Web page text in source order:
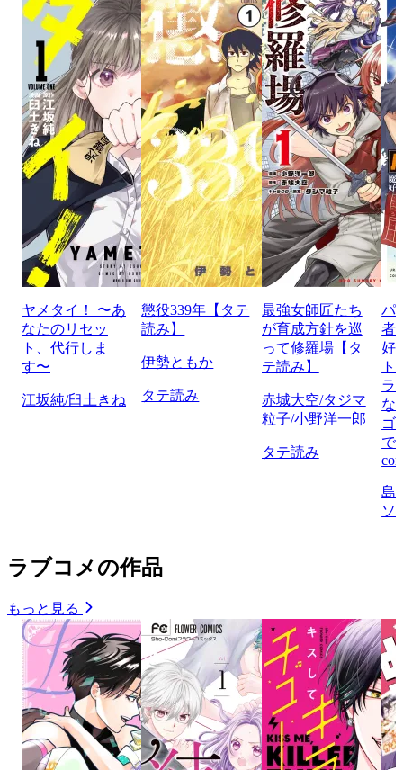
ヤメタイ！ 〜あ
なたのリセッ
ト、代行しま
す〜
江坂純/臼土きね
懲役339年【タテ
読み】
伊勢ともか
タテ読み
最強女師匠たち
が育成方針を巡
って修羅場【タ
テ読み】
赤城大空/タジマ
粒子/小野洋一郎
タテ読み
パ
者
好
ト
ラ
な
ゴ
で
島
ソ
ラブコメの作品
もっと見る